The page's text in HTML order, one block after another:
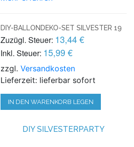
DIY-BALLONDEKO-SET SILVESTER 19
Zuzügl. Steuer: 13,44 €
Inkl. Steuer: 15,99 €
zzgl.Versandkosten
Lieferzeit: lieferbar sofort
IN DEN WARENKORB LEGEN
DIY SILVESTERPARTY